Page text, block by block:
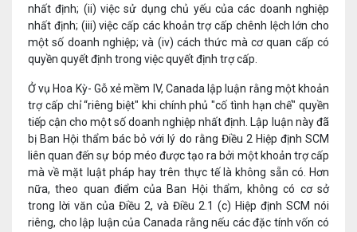
nhất định; (ii) việc sử dụng chủ yếu của các doanh nghiệp
nhất định; (iii) việc cấp các khoản trợ cấp chênh lệch lớn cho
một số doanh nghiệp; và (iv) cách thức mà cơ quan cấp có
quyền quyết định trong việc quyết định trợ cấp.
Ở vụ Hoa Kỳ- Gỗ xẻ mềm IV, Canada lập luận rằng một khoản
trợ cấp chỉ “riêng biệt" khi chính phủ "cố tình hạn chế" quyền
tiếp cận cho một số doanh nghiệp nhất định. Lập luận này đã
bị Ban Hội thẩm bác bỏ với lý do rằng Điều 2 Hiệp định SCM
liên quan đến sự bóp méo được tạo ra bởi một khoản trợ cấp
mà về mặt luật pháp hay trên thực tế là không sẵn có. Hơn
nữa, theo quan điểm của Ban Hội thẩm, không có cơ sở
trong lời văn của Điều 2, và Điều 2.1 (c) Hiệp định SCM nói
riêng, cho lập luận của Canada rằng nếu các đặc tính vốn có